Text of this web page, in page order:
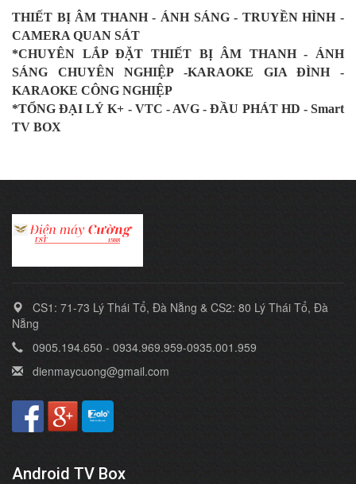
THIẾT BỊ ÂM THANH - ÁNH SÁNG - TRUYỀN HÌNH -
CAMERA QUAN SÁT
*CHUYÊN LẮP ĐẶT THIẾT BỊ ÂM THANH - ÁNH
SÁNG CHUYÊN NGHIỆP -KARAOKE GIA ĐÌNH -
KARAOKE CÔNG NGHIỆP
*TỔNG ĐẠI LÝ K+ - VTC - AVG - ĐẦU PHÁT HD - Smart
TV BOX
CS1: 71-73 Lý Thái Tổ, Đà Nẵng & CS2: 80 Lý Thái Tổ, Đà
Nẵng
0905.194.650 - 0934.969.959-0935.001.959
dienmaycuong@gmail.com
Android TV Box